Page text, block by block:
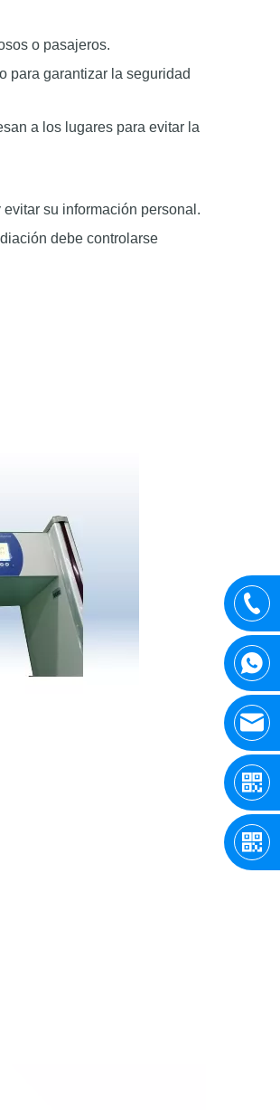
o pasajeros.
para garantizar la seguridad
a los lugares para evitar la
su información personal.
debe controlarse